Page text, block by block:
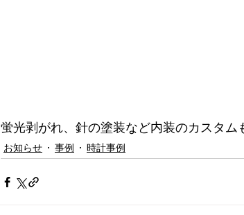
蛍光剥がれ、針の塗装など内装のカスタム
お知らせ 事例 時計事例